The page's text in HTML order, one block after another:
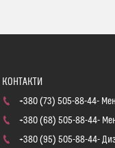
+380 (73) 505-88-44
+380 (68) 505-88-44
+380 (95) 505-88-44